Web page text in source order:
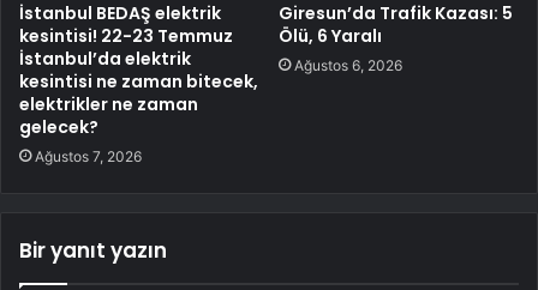
İstanbul BEDAŞ elektrik
kesintisi! 22-23 Temmuz
İstanbul’da elektrik
kesintisi ne zaman bitecek,
elektrikler ne zaman
gelecek?
Ağustos 7, 2026
Giresun’da Trafik Kazası: 5
Ölü, 6 Yaralı
Ağustos 6, 2026
Bir yanıt yazın